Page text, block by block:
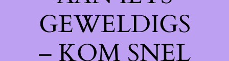
GEWELDIGS
– KOM SNEL